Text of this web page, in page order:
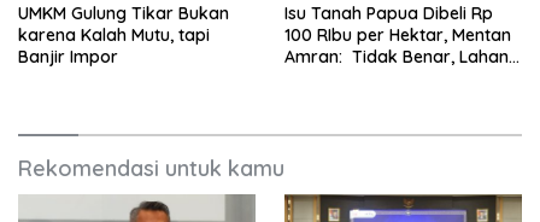
UMKM Gulung Tikar Bukan
karena Kalah Mutu, tapi
Banjir Impor
Isu Tanah Papua Dibeli Rp
100 RIbu per Hektar, Mentan
Amran: Tidak Benar, Lahan
Rekomendasi untuk kamu